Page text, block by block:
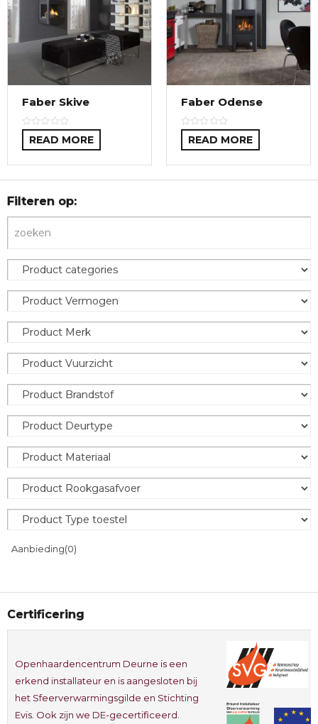
Faber Skive
READ MORE
Faber Odense
READ MORE
Filteren op:
Aanbieding(0)
Certificering
Openhaardencentrum Deurne is een
erkend installateur en is aangesloten bij
het Sfeerverwarmingsgilde en Stichting
Evis. Ook zijn we DE-gecertificeerd.